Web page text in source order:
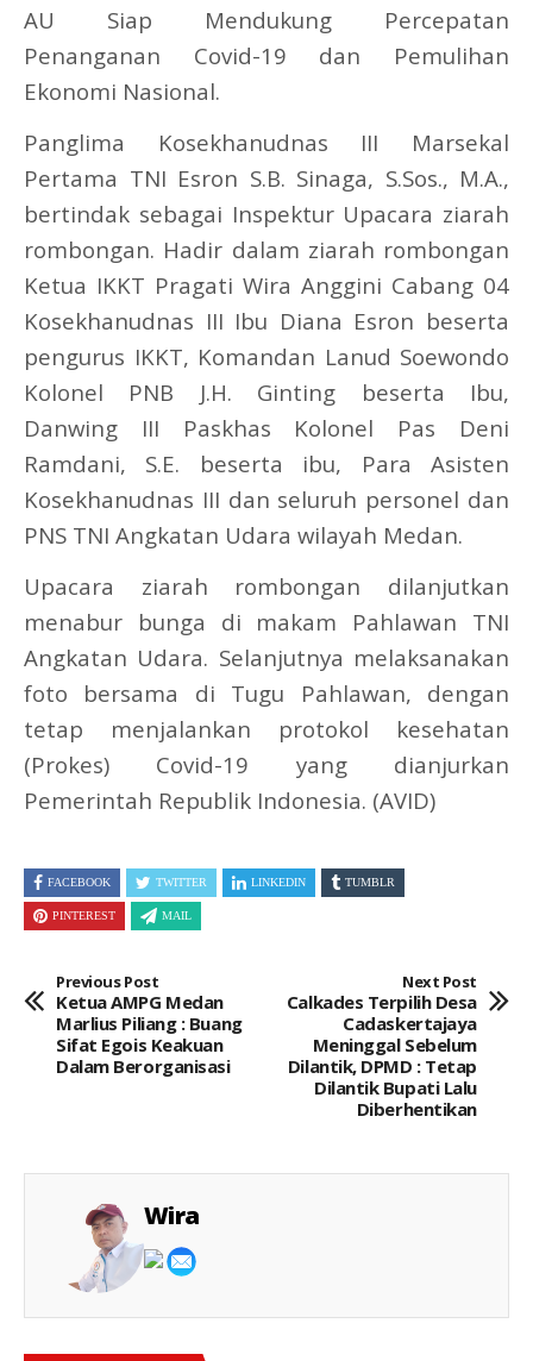
AU Siap Mendukung Percepatan
Penanganan Covid-19 dan Pemulihan
Ekonomi Nasional.
Panglima Kosekhanudnas III Marsekal
Pertama TNI Esron S.B. Sinaga, S.Sos., M.A.,
bertindak sebagai Inspektur Upacara ziarah
rombongan. Hadir dalam ziarah rombongan
Ketua IKKT Pragati Wira Anggini Cabang 04
Kosekhanudnas III Ibu Diana Esron beserta
pengurus IKKT, Komandan Lanud Soewondo
Kolonel PNB J.H. Ginting beserta Ibu,
Danwing III Paskhas Kolonel Pas Deni
Ramdani, S.E. beserta ibu, Para Asisten
Kosekhanudnas III dan seluruh personel dan
PNS TNI Angkatan Udara wilayah Medan.
Upacara ziarah rombongan dilanjutkan
menabur bunga di makam Pahlawan TNI
Angkatan Udara. Selanjutnya melaksanakan
foto bersama di Tugu Pahlawan, dengan
tetap menjalankan protokol kesehatan
(Prokes) Covid-19 yang dianjurkan
Pemerintah Republik Indonesia. (AVID)
FACEBOOK TWITTER LINKEDIN TUMBLR
PINTEREST MAIL
Previous Post
Ketua AMPG Medan
Marlius Piliang : Buang
Sifat Egois Keakuan
Dalam Berorganisasi
Next Post
Calkades Terpilih Desa
Cadaskertajaya
Meninggal Sebelum
Dilantik, DPMD : Tetap
Dilantik Bupati Lalu
Diberhentikan
Wira